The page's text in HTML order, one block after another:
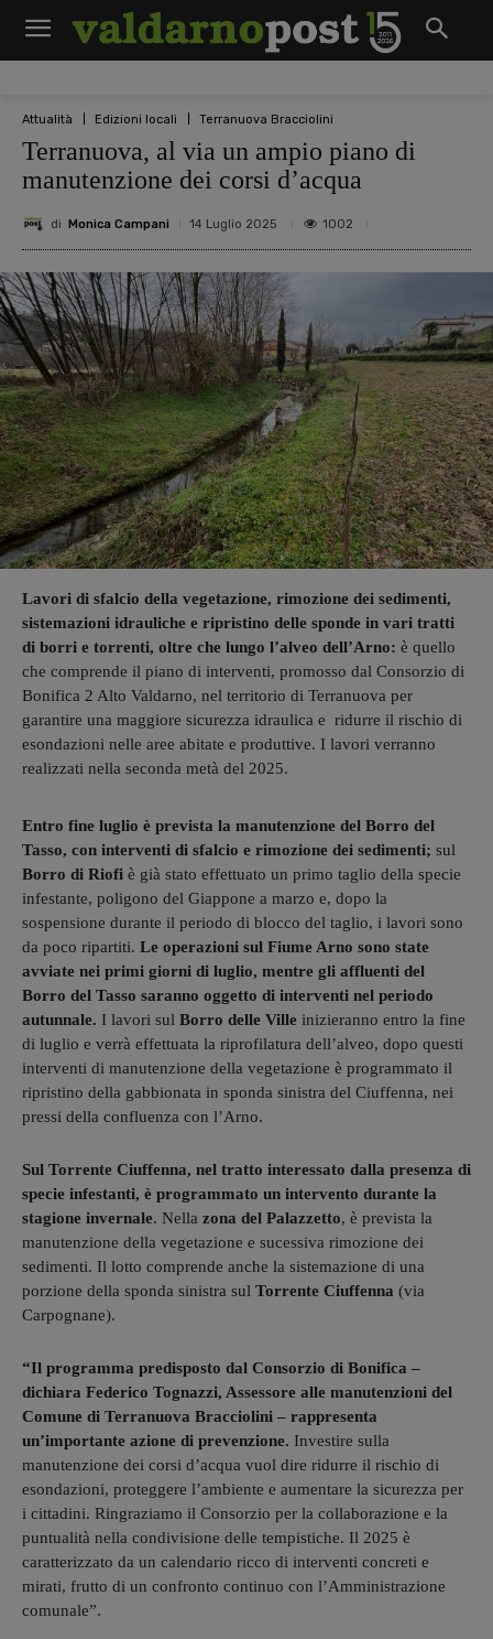
Attualità Edizioni locali Terranuova Bracciolini
Terranuova, al via un ampio piano di
manutenzione dei corsi d’acqua
di Monica Campani 14 Luglio 2025 1002
Lavori di sfalcio della vegetazione, rimozione dei sedimenti,
sistemazioni idrauliche e ripristino delle sponde in vari tratti
di borri e torrenti, oltre che lungo l’alveo dell’Arno: è quello
che comprende il piano di interventi, promosso dal Consorzio di
Bonifica 2 Alto Valdarno, nel territorio di Terranuova per
garantire una maggiore sicurezza idraulica e ridurre il rischio di
esondazioni nelle aree abitate e produttive. I lavori verranno
realizzati nella seconda metà del 2025.
Entro fine luglio è prevista la manutenzione del Borro del
Tasso, con interventi di sfalcio e rimozione dei sedimenti; sul
Borro di Riofi è già stato effettuato un primo taglio della specie
infestante, poligono del Giappone a marzo e, dopo la
sospensione durante il periodo di blocco del taglio, i lavori sono
da poco ripartiti. Le operazioni sul Fiume Arno sono state
avviate nei primi giorni di luglio, mentre gli affluenti del
Borro del Tasso saranno oggetto di interventi nel periodo
autunnale. I lavori sul Borro delle Ville inizieranno entro la fine
di luglio e verrà effettuata la riprofilatura dell’alveo, dopo questi
interventi di manutenzione della vegetazione è programmato il
ripristino della gabbionata in sponda sinistra del Ciuffenna, nei
pressi della confluenza con l’Arno.
Sul Torrente Ciuffenna, nel tratto interessato dalla presenza di
specie infestanti, è programmato un intervento durante la
stagione invernale. Nella zona del Palazzetto, è prevista la
manutenzione della vegetazione e sucessiva rimozione dei
sedimenti. Il lotto comprende anche la sistemazione di una
porzione della sponda sinistra sul Torrente Ciuffenna (via
Carpognane).
“Il programma predisposto dal Consorzio di Bonifica –
dichiara Federico Tognazzi, Assessore alle manutenzioni del
Comune di Terranuova Bracciolini – rappresenta
un’importante azione di prevenzione. Investire sulla
manutenzione dei corsi d’acqua vuol dire ridurre il rischio di
esondazioni, proteggere l’ambiente e aumentare la sicurezza per
i cittadini. Ringraziamo il Consorzio per la collaborazione e la
puntualità nella condivisione delle tempistiche. Il 2025 è
caratterizzato da un calendario ricco di interventi concreti e
mirati, frutto di un confronto continuo con l’Amministrazione
comunale”.